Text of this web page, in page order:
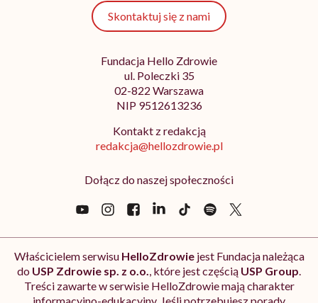
Skontaktuj się z nami
Fundacja Hello Zdrowie
ul. Poleczki 35
02-822 Warszawa
NIP 9512613236
Kontakt z redakcją
redakcja@hellozdrowie.pl
Dołącz do naszej społeczności
Właścicielem serwisu HelloZdrowiejest Fundacja należąca
do USP Zdrowie sp. z o.o., które jest częścią USP Group.
Treści zawarte w serwisie HelloZdrowie mają charakter